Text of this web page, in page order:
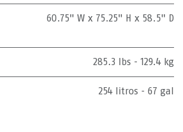
60.75" W x 75.25" H x 58.5" D
285.3 lbs - 129.4 kg
254 litros - 67 gal